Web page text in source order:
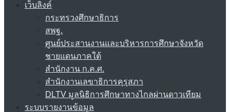
เว็บลิงค์
กระทรวงศึกษาธิการ
สพฐ.
ศูนย์ประสานงานและบริหารการศึกษาจังหวัด
ชายแดนภาคใต้
สำนักงาน ก.ค.ศ.
สำนักงานเลขาธิการคุรุสภา
DLTV มูลนิธิการศึกษาทางไกลผ่านดาวเทียม
ระบบรายงานข้อมูล